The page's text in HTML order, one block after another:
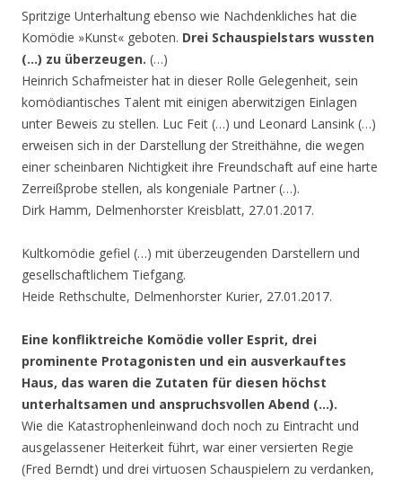
Spritzige Unterhaltung ebenso wie Nachdenkliches hat die
Komödie »Kunst« geboten. Drei Schauspielstars wussten
(…) zu überzeugen. (…)
Heinrich Schafmeister hat in dieser Rolle Gelegenheit, sein
komödiantisches Talent mit einigen aberwitzigen Einlagen
unter Beweis zu stellen. Luc Feit (…) und Leonard Lansink (…)
erweisen sich in der Darstellung der Streithähne, die wegen
einer scheinbaren Nichtigkeit ihre Freundschaft auf eine harte
Zerreißprobe stellen, als kongeniale Partner (…).
Dirk Hamm, Delmenhorster Kreisblatt, 27.01.2017.
Kultkomödie gefiel (…) mit überzeugenden Darstellern und
gesellschaftlichem Tiefgang.
Heide Rethschulte, Delmenhorster Kurier, 27.01.2017.
Eine konfliktreiche Komödie voller Esprit, drei
prominente Protagonisten und ein ausverkauftes
Haus, das waren die Zutaten für diesen höchst
unterhaltsamen und anspruchsvollen Abend (…).
Wie die Katastrophenleinwand doch noch zu Eintracht und
ausgelassener Heiterkeit führt, war einer versierten Regie
(Fred Berndt) und drei virtuosen Schauspielern zu verdanken,